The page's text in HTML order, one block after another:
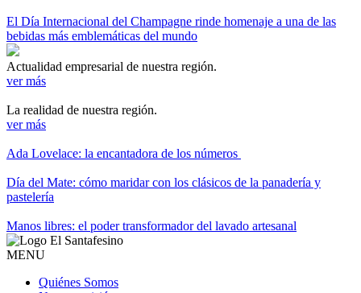
El Día Internacional del Champagne rinde homenaje a una de las
bebidas más emblemáticas del mundo
Actualidad empresarial de nuestra región.
ver más
La realidad de nuestra región.
ver más
Ada Lovelace: la encantadora de los números
Día del Mate: cómo maridar con los clásicos de la panadería y
pastelería
Manos libres: el poder transformador del lavado artesanal
MENU
Quiénes Somos